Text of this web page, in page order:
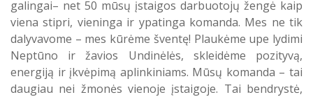
Profilaktinio (ikigydytojinio) kabineto
darbo laikas ir funkcijos Druskininkų
PSPC
Atostogaujantys ir sergantys
darbuotojai
galingai– net 50 mūsų įstaigos darbuotojų žengė kaip
viena stipri, vieninga ir ypatinga komanda. Mes ne tik
dalyvavome – mes kūrėme šventę! Plaukėme upe lydimi
Neptūno ir žavios Undinėlės, skleidėme pozityvą,
energiją ir įkvėpimą aplinkiniams. Mūsų komanda – tai
daugiau nei žmonės vienoje įstaigoje. Tai bendrystė,